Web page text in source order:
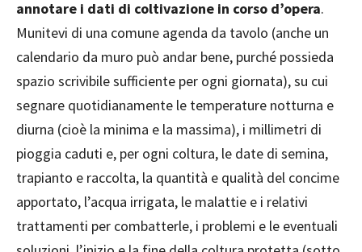
annotare i dati di coltivazione in corso d’opera.
Munitevi di una comune agenda da tavolo (anche un
calendario da muro può andar bene, purché possieda
spazio scrivibile sufficiente per ogni giornata), su cui
segnare quotidianamente le temperature notturna e
diurna (cioè la minima e la massima), i millimetri di
pioggia caduti e, per ogni coltura, le date di semina,
trapianto e raccolta, la quantità e qualità del concime
apportato, l’acqua irrigata, le malattie e i relativi
trattamenti per combatterle, i problemi e le eventuali